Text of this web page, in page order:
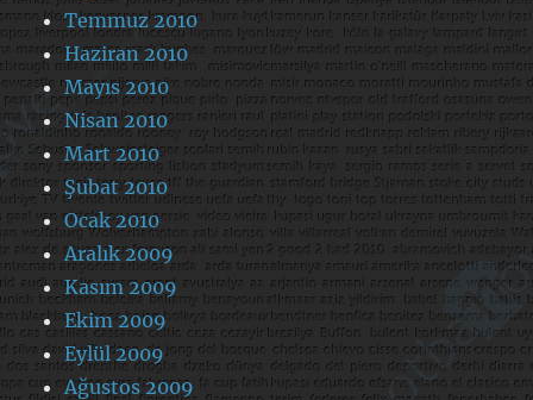
Temmuz 2010
Haziran 2010
Mayıs 2010
Nisan 2010
Mart 2010
Şubat 2010
Ocak 2010
Aralık 2009
Kasım 2009
Ekim 2009
Eylül 2009
Ağustos 2009